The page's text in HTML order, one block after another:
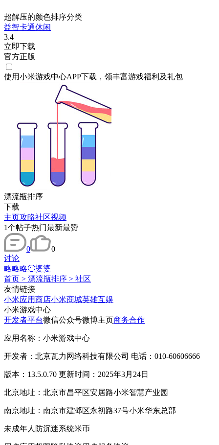
超解压的颜色排序分类
益智卡通休闲
3.4
立即下载
官方正版
使用小米游戏中心APP下载 ，领丰富游戏福利 及礼包
漂流瓶排序
下载
主页攻略社区视频
1个帖子热门最新最赞
0
0
讨论
略略略🙄婆婆
首页 > 漂流瓶排序 > 社区
友情链接
小米应用商店小米商城英雄互娱
小米游戏中心
开发者平台微信公众号微博主页商务合作
应用名称：小米游戏中心
开发者：北京瓦力网络科技有限公司 电话：010-60606666
版本：13.5.0.70 更新时间：2025年3月24日
北京地址：北京市昌平区安居路小米智慧产业园
南京地址：南京市建邺区永初路37号小米华东总部
未成年人防沉迷系统米币